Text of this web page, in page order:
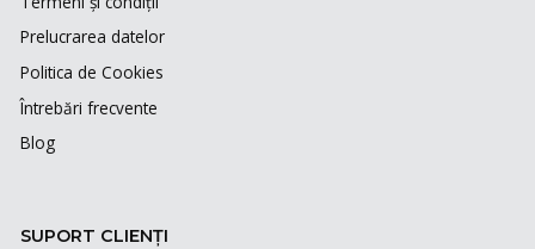
Prelucrarea datelor
Politica de Cookies
Întrebări frecvente
Blog
SUPORT CLIENȚI